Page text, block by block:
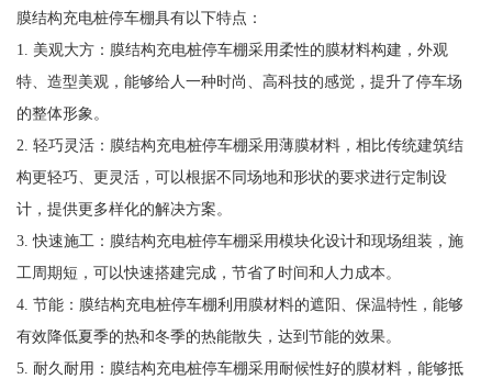
膜结构充电桩停车棚具有以下特点：
1. 美观大方：膜结构充电桩停车棚采用柔性的膜材料构建，外观
特、造型美观，能够给人一种时尚、高科技的感觉，提升了停车场
的整体形象。
2. 轻巧灵活：膜结构充电桩停车棚采用薄膜材料，相比传统建筑结
构更轻巧、更灵活，可以根据不同场地和形状的要求进行定制设
计，提供更多样化的解决方案。
3. 快速施工：膜结构充电桩停车棚采用模块化设计和现场组装，施
工周期短，可以快速搭建完成，节省了时间和人力成本。
4. 节能：膜结构充电桩停车棚利用膜材料的遮阳、保温特性，能够
有效降低夏季的热和冬季的热能散失，达到节能的效果。
5. 耐久耐用：膜结构充电桩停车棚采用耐候性好的膜材料，能够抵